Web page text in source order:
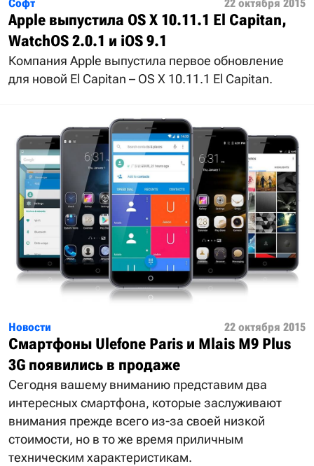
Софт 22 октября 2015
Apple выпустила OS X 10.11.1 El Capitan,
WatchOS 2.0.1 и iOS 9.1
Компания Apple выпустила первое обновление
для новой El Capitan – OS X 10.11.1 El Capitan.
Новости 22 октября 2015
Смартфоны Ulefone Paris и Mlais M9 Plus
3G появились в продаже
Сегодня вашему вниманию представим два
интересных смартфона, которые заслуживают
внимания прежде всего из-за своей низкой
стоимости, но в то же время приличным
техническим характеристикам.